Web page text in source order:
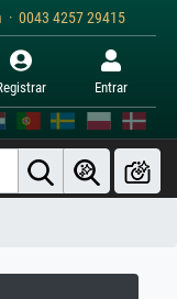
· 0043 4257 29415
Entrar